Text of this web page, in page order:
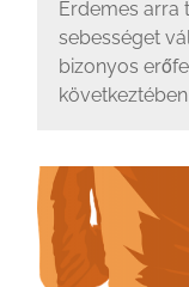
Érdemes arra
sebességet
bizonyos